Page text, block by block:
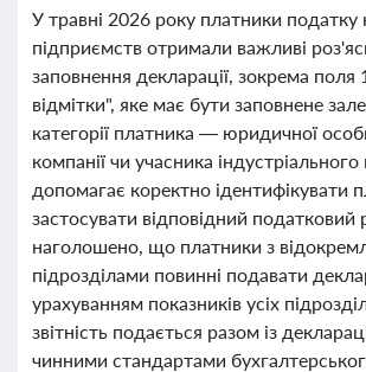
У травні 2026 року платники податку
підприємств отримали важливі
заповнення декларації, зокрема поля
відмітки", яке має бути заповнене
категорії платника — юридичної
компанії чи учасника
допомагає коректно ідентифікувати
застосувати відповідний
наголошено, що платники з
підрозділами повинні подавати
урахуванням показників усіх
звітність подається разом із
чинними стандартами